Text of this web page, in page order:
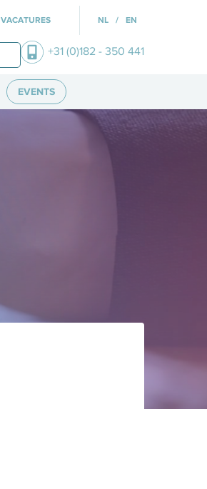
VACATURES NL EN
+31 (0)182 - 350 441
EVENTS